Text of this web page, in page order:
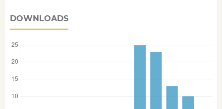
DOWNLOADS